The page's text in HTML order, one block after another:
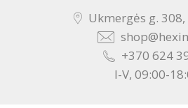
Ukmergės g.
+370 624
I-V, 09:00-